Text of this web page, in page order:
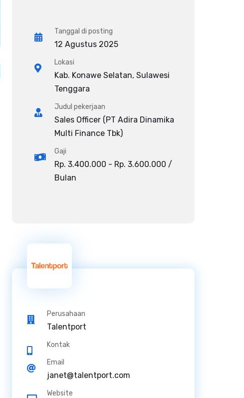
Tanggal di posting
12 Agustus 2025
Lokasi
Kab. Konawe Selatan, Sulawesi
Tenggara
Judul pekerjaan
Sales Officer (PT Adira Dinamika
Multi Finance Tbk)
Gaji
Rp. 3.400.000 - Rp. 3.600.000 /
Bulan
Perusahaan
Talentport
Kontak
Email
janet@talentport.com
Website